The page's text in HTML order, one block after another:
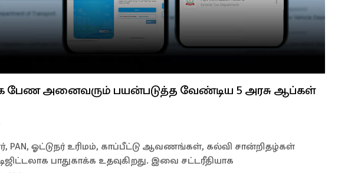
பேண அனைவரும் பயன்படுத்த வேண்டிய 5 அரசு ஆப்கள்
ஓட்டுநர் உரிமம், காப்பீட்டு ஆவணங்கள், கல்வி சான்றிதழ்கள்
பாதுகாக்க உதவுகிறது. இவை சட்டரீதியாக